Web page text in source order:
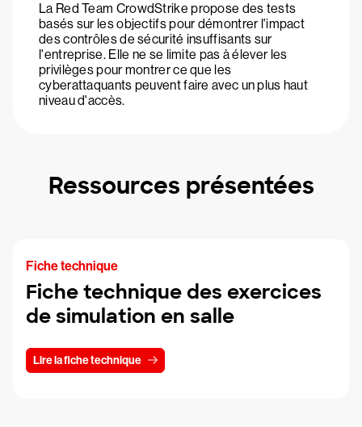
La Red Team CrowdStrike propose des tests
basés sur les objectifs pour démontrer l'impact
des contrôles de sécurité insuffisants sur
l'entreprise. Elle ne se limite pas à élever les
privilèges pour montrer ce que les
cyberattaquants peuvent faire avec un plus haut
niveau d'accès.
Ressources présentées
Fiche technique
Fiche technique des exercices
de simulation en salle
Lire la fiche technique